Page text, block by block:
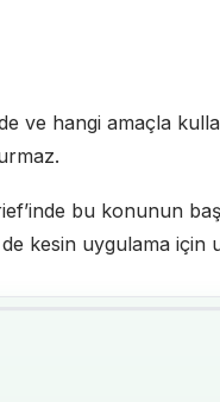
hangi amaçla
bu konunun
kesin uygulama için